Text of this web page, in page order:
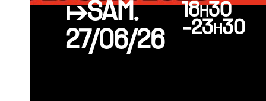
↦SAM.
27/06/26
18h30
-23h30